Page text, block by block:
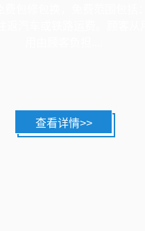
查看详情>>